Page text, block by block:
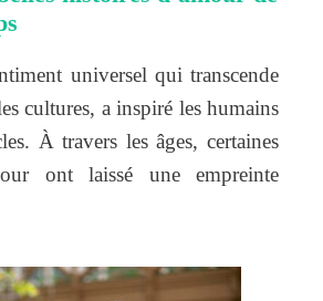
universel qui transcende
cultures, a inspiré les humains
À travers les âges, certaines
ont laissé une empreinte